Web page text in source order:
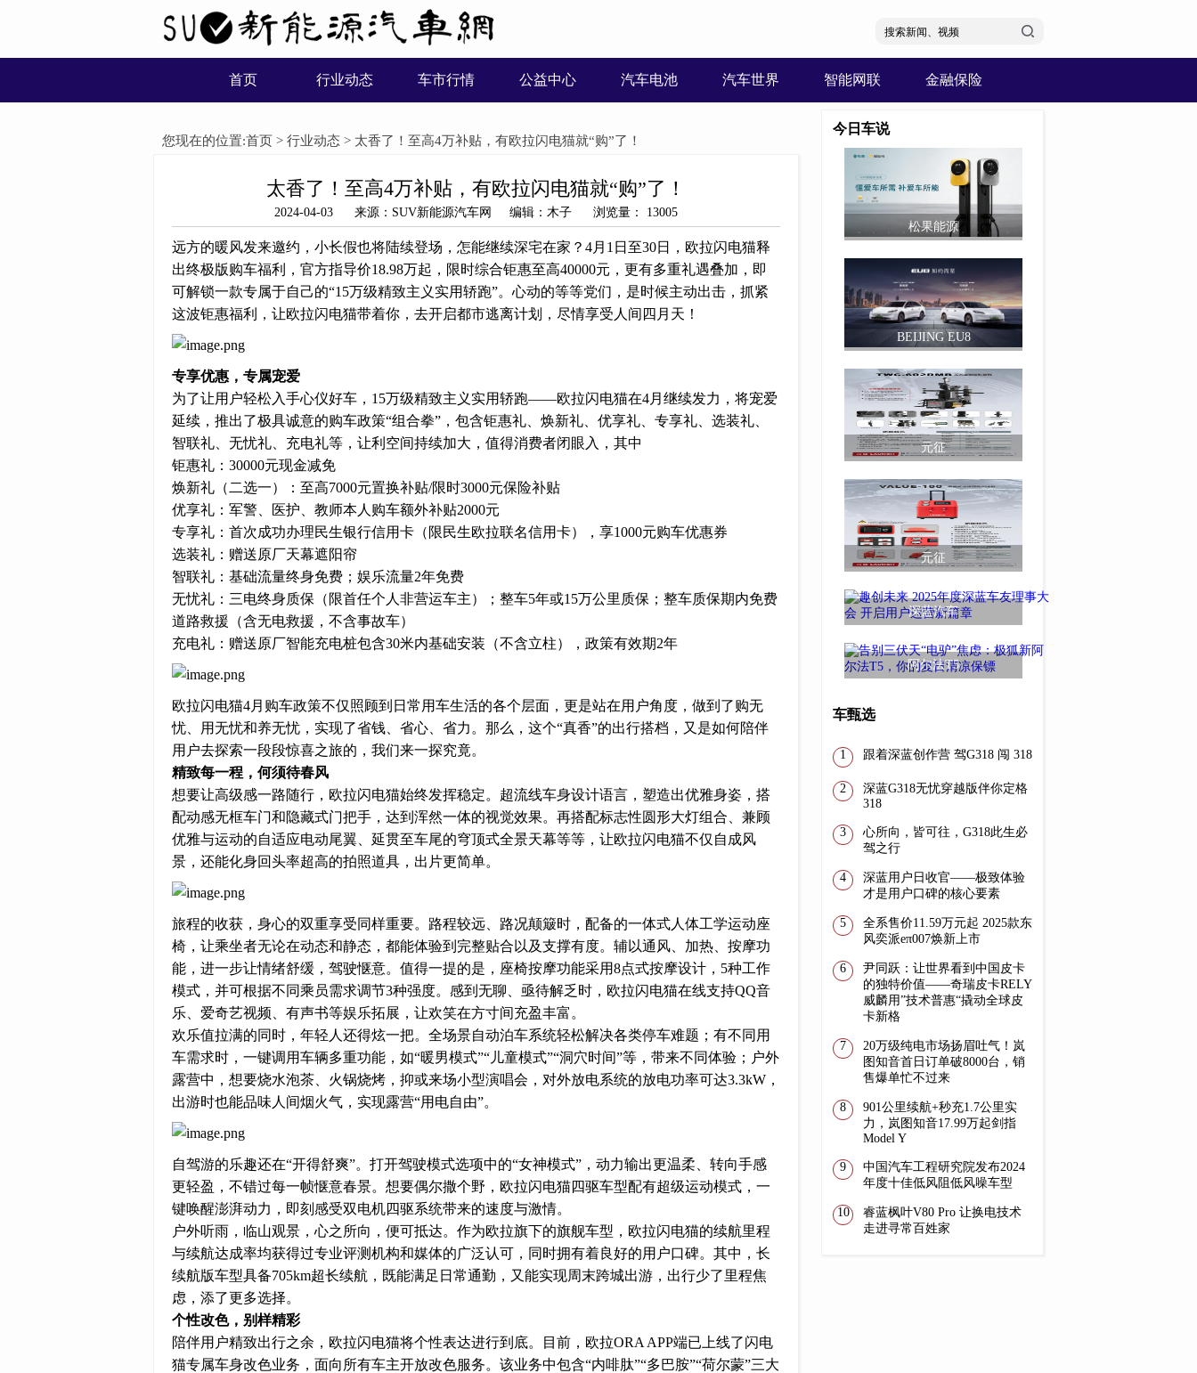
首页 行业动态 车市行情 公益中心 汽车电池 汽车世界 智能网联 金融保险
您现在的位置:首页 > 行业动态 > 太香了！至高4万补贴，有欧拉闪电猫就“购”了！
太香了！至高4万补贴，有欧拉闪电猫就“购”了！
2024-04-03 来源：SUV新能源汽车网 编辑：木子 浏览量： 13005
远方的暖风发来邀约，小长假也将陆续登场，怎能继续深宅在家？4月1日至30日，欧拉闪电猫释
出终极版购车福利，官方指导价18.98万起，限时综合钜惠至高40000元，更有多重礼遇叠加，即
可解锁一款专属于自己的“15万级精致主义实用轿跑”。心动的等等党们，是时候主动出击，抓紧
这波钜惠福利，让欧拉闪电猫带着你，去开启都市逃离计划，尽情享受人间四月天！
专享优惠，专属宠爱
为了让用户轻松入手心仪好车，15万级精致主义实用轿跑——欧拉闪电猫在4月继续发力，将宠爱
延续，推出了极具诚意的购车政策“组合拳”，包含钜惠礼、焕新礼、优享礼、专享礼、选装礼、
智联礼、无忧礼、充电礼等，让利空间持续加大，值得消费者闭眼入，其中
钜惠礼：30000元现金减免
焕新礼（二选一）：至高7000元置换补贴/限时3000元保险补贴
优享礼：军警、医护、教师本人购车额外补贴2000元
专享礼：首次成功办理民生银行信用卡（限民生欧拉联名信用卡），享1000元购车优惠券
选装礼：赠送原厂天幕遮阳帘
智联礼：基础流量终身免费；娱乐流量2年免费
无忧礼：三电终身质保（限首任个人非营运车主）；整车5年或15万公里质保；整车质保期内免费
道路救援（含无电救援，不含事故车）
充电礼：赠送原厂智能充电桩包含30米内基础安装（不含立柱），政策有效期2年
欧拉闪电猫4月购车政策不仅照顾到日常用车生活的各个层面，更是站在用户角度，做到了购无
忧、用无忧和养无忧，实现了省钱、省心、省力。那么，这个“真香”的出行搭档，又是如何陪伴
用户去探索一段段惊喜之旅的，我们来一探究竟。
精致每一程，何须待春风
想要让高级感一路随行，欧拉闪电猫始终发挥稳定。超流线车身设计语言，塑造出优雅身姿，搭
配动感无框车门和隐藏式门把手，达到浑然一体的视觉效果。再搭配标志性圆形大灯组合、兼顾
优雅与运动的自适应电动尾翼、延贯至车尾的穹顶式全景天幕等等，让欧拉闪电猫不仅自成风
景，还能化身回头率超高的拍照道具，出片更简单。
旅程的收获，身心的双重享受同样重要。路程较远、路况颠簸时，配备的一体式人体工学运动座
椅，让乘坐者无论在动态和静态，都能体验到完整贴合以及支撑有度。辅以通风、加热、按摩功
能，进一步让情绪舒缓，驾驶惬意。值得一提的是，座椅按摩功能采用8点式按摩设计，5种工作
模式，并可根据不同乘员需求调节3种强度。感到无聊、亟待解乏时，欧拉闪电猫在线支持QQ音
乐、爱奇艺视频、有声书等娱乐拓展，让欢笑在方寸间充盈丰富。
欢乐值拉满的同时，年轻人还得炫一把。全场景自动泊车系统轻松解决各类停车难题；有不同用
车需求时，一键调用车辆多重功能，如“暖男模式”“儿童模式”“洞穴时间”等，带来不同体验；户外
露营中，想要烧水泡茶、火锅烧烤，抑或来场小型演唱会，对外放电系统的放电功率可达3.3kW，
出游时也能品味人间烟火气，实现露营“用电自由”。
自驾游的乐趣还在“开得舒爽”。打开驾驶模式选项中的“女神模式”，动力输出更温柔、转向手感
更轻盈，不错过每一帧惬意春景。想要偶尔撒个野，欧拉闪电猫四驱车型配有超级运动模式，一
键唤醒澎湃动力，即刻感受双电机四驱系统带来的速度与激情。
户外听雨，临山观景，心之所向，便可抵达。作为欧拉旗下的旗舰车型，欧拉闪电猫的续航里程
与续航达成率均获得过专业评测机构和媒体的广泛认可，同时拥有着良好的用户口碑。其中，长
续航版车型具备705km超长续航，既能满足日常通勤，又能实现周末跨城出游，出行少了里程焦
虑，添了更多选择。
个性改色，别样精彩
陪伴用户精致出行之余，欧拉闪电猫将个性表达进行到底。目前，欧拉ORA APP端已上线了闪电
猫专属车身改色业务，面向所有车主开放改色服务。该业务中包含“内啡肽”“多巴胺”“荷尔蒙”三大
今日车说
松果能源
BEIJING EU8
元征
元征
深蓝汽车
阿尔法T5
车甄选
跟着深蓝创作营 驾G318 闯 318
深蓝G318无忧穿越版伴你定格
318
心所向，皆可往，G318此生必
驾之行
深蓝用户日收官——极致体验
才是用户口碑的核心要素
全系售价11.59万元起 2025款东
风奕派eπ007焕新上市
尹同跃：让世界看到中国皮卡
的独特价值——奇瑞皮卡RELY
威麟用”技术普惠“撬动全球皮
卡新格
20万级纯电市场扬眉吐气！岚
图知音首日订单破8000台，销
售爆单忙不过来
901公里续航+秒充1.7公里实
力，岚图知音17.99万起剑指
Model Y
中国汽车工程研究院发布2024
年度十佳低风阻低风噪车型
睿蓝枫叶V80 Pro 让换电技术
走进寻常百姓家